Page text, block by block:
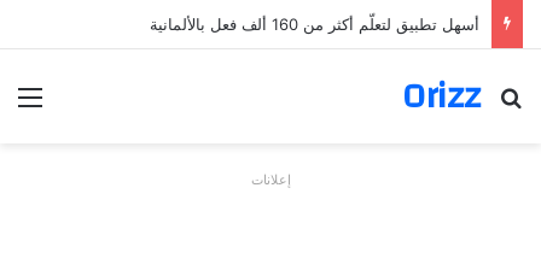
أسهل تطبيق لتعلّم أكثر من 160 ألف فعل بالألمانية
Orizz
بحث عن
إعلانات